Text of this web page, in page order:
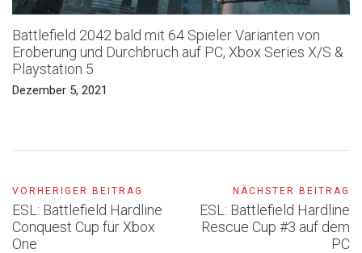
Battlefield 2042 bald mit 64 Spieler Varianten von
Eroberung und Durchbruch auf PC, Xbox Series X/S &
Playstation 5
Dezember 5, 2021
VORHERIGER BEITRAG
ESL: Battlefield Hardline
Conquest Cup für Xbox
One
NÄCHSTER BEITRAG
ESL: Battlefield Hardline
Rescue Cup #3 auf dem
PC